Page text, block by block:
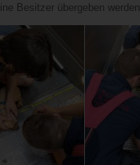
Besitzer übergeben werden.